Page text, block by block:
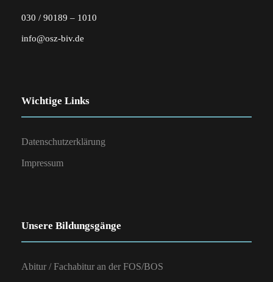
030 / 90189 – 1010
info@osz-biv.de
Wichtige Links
Datenschutzerklärung
Impressum
Unsere Bildungsgänge
Abitur / Fachabitur an der FOS/BOS